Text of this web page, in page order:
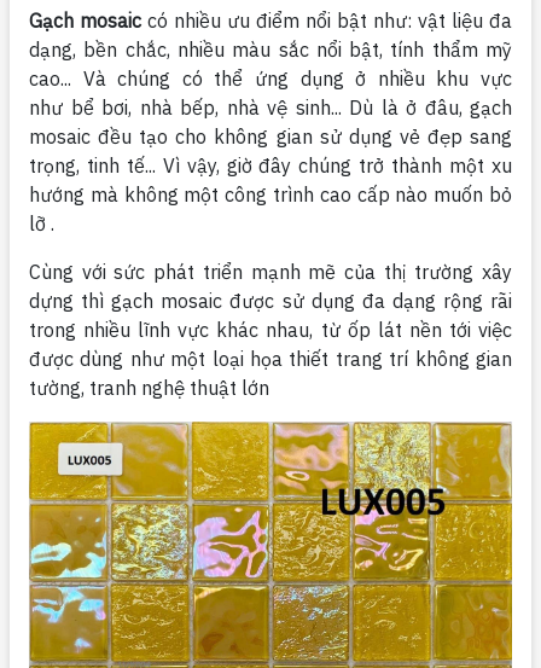
Gạch mosaiccó nhiều ưu điểm nổi bật như: vật liệu đa
dạng, bền chắc, nhiều màu sắc nổi bật, tính thẩm mỹ
cao... Và chúng có thể ứng dụng ở nhiều khu vực
như bể bơi, nhà bếp, nhà vệ sinh... Dù là ở đâu, gạch
mosaic đều tạo cho không gian sử dụng vẻ đẹp sang
trọng, tinh tế... Vì vậy, giờ đây chúng trở thành một xu
hướng mà không một công trình cao cấp nào muốn bỏ
lỡ .
Cùng với sức phát triển mạnh mẽ của thị trường xây
dựng thì gạch mosaic được sử dụng đa dạng rộng rãi
trong nhiều lĩnh vực khác nhau, từ ốp lát nền tới việc
được dùng như một loại họa thiết trang trí không gian
tường, tranh nghệ thuật lớn